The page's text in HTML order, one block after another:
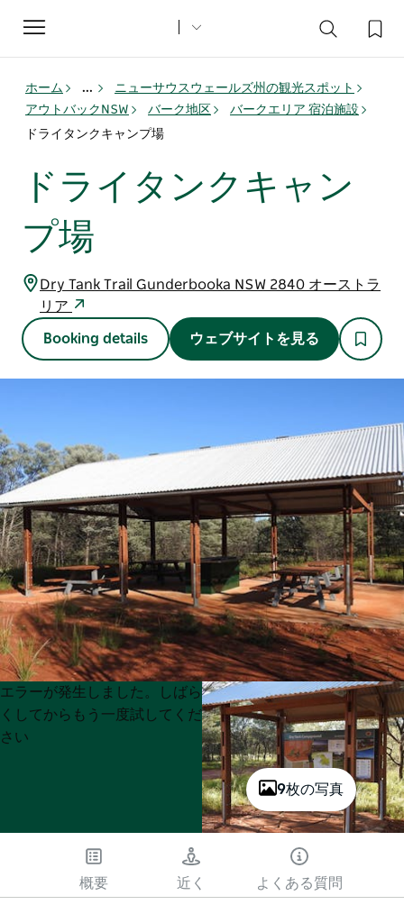
Toggle
navigation
ホーム ...
ニューサウスウェールズ州の観光スポット
アウトバックNSW
バーク地区
バークエリア 宿泊施設
ドライタンクキャンプ場
ドライタンクキャン
プ場
Dry Tank Trail Gunderbooka NSW 2840 オーストラ
リア
Booking details ウェブサイトを見る
9枚の写真
Product
List
Product
List
エラーが発生しました。しばら
くしてからもう一度試してくだ
さい
概要 近く よくある質問